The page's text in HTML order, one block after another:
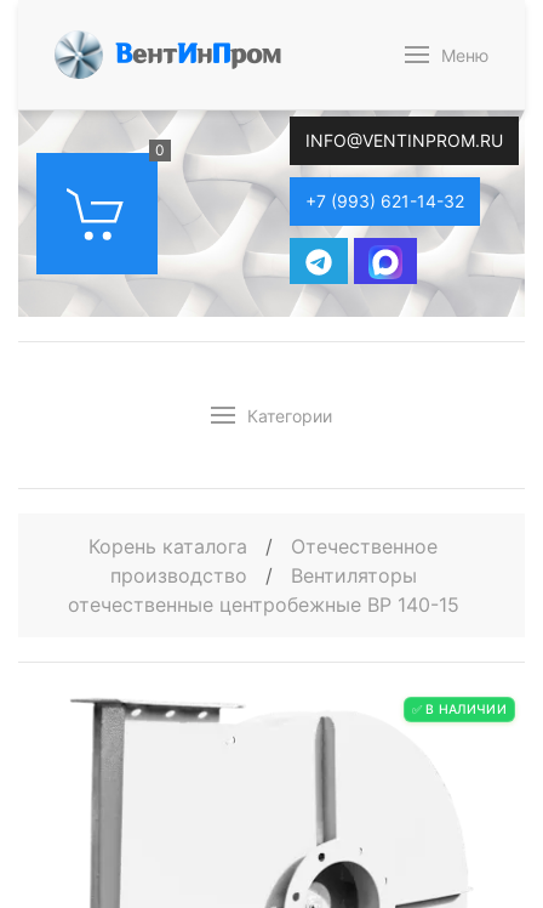
ВентИнПром Меню
0 INFO@VENTINPROM.RU
+7 (993) 621-14-32
Категории
Корень каталога /
Отечественное
производство
/
Вентиляторы
отечественные центробежные ВР 140-15
✅ В НАЛИЧИИ